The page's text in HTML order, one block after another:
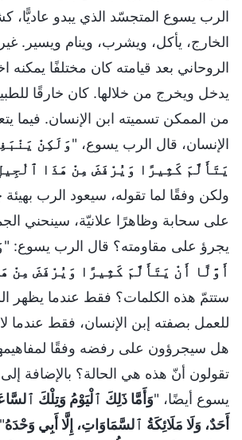
الرب يسوع المتجسّد الذي يبدو
الخارج، يأكل، ويشرب، وينام ويسير.
الروحاني بعد قيامته كان مختلفًا يمكنه
يدخل ويخرج من خلالها. كان خارقًا
من الممكن تسميته ابن الإنسان. فيما
الإنسان، قال الرب يسوع، "وَلَكِنْ
يَتَأَلَّمَ كَثِيرًا وَيُرْفَضَ مِنْ هَذَا
ولكن وفقًا لما تقوله، سيعود الرب
على سحابة وظاهرًا علانيّة، سينحني
يجرؤ على مقاومته؟ قال الرب يسوع: "
أَوَّلًا أَنْ يَتَأَلَّمَ كَثِيرًا وَيُرْفَضَ مِنْ
ستتمّ هذه الكلمات؟ فقط عندما يظهر
للعمل بصفته إبن الإنسان، فقط عندما
هل سيجرؤون على رفضه وفقًا لمفاهيمهم
تقولون أنّ هذه هي الحالة؟ بالإضافة إلى
يسوع أيضًا، "وَأَمَّا ذَلِكَ ٱلْيَوْمُ وَتِلْكَ
أَحَدٌ، وَلَا مَلَائِكَةُ ٱلسَّمَاوَاتِ، إِلَّا أَبِي وَحْدَهُ"